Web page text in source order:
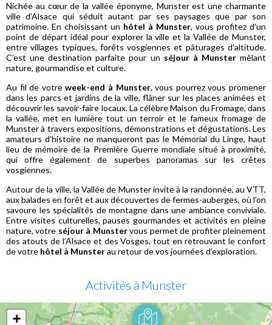
Nichée au cœur de la vallée éponyme, Munster est une charmante
ville d’Alsace qui séduit autant par ses paysages que par son
patrimoine. En choisissant un hôtel à Munster, vous profitez d’un
point de départ idéal pour explorer la ville et la Vallée de Munster,
entre villages typiques, forêts vosgiennes et pâturages d’altitude.
C’est une destination parfaite pour un séjour à Munstermêlant
nature, gourmandise et culture.
Au fil de votreweek-end à Munster, vous pourrez vous promener
dans les parcs et jardins de la ville, flâner sur les places animées et
découvrir les savoir-faire locaux. La célèbre Maison du Fromage, dans
la vallée, met en lumière tout un terroir et le fameux fromage de
Munster à travers expositions, démonstrations et dégustations. Les
amateurs d’histoire ne manqueront pas le Mémorial du Linge, haut
lieu de mémoire de la Première Guerre mondiale situé à proximité,
qui offre également de superbes panoramas sur les crêtes
vosgiennes.
Autour de la ville, la Vallée de Munster invite à la randonnée, au VTT,
aux balades en forêt et aux découvertes de fermes-auberges, où l’on
savoure les spécialités de montagne dans une ambiance conviviale.
Entre visites culturelles, pauses gourmandes et activités en pleine
nature, votre séjour à Munstervous permet de profiter pleinement
des atouts de l’Alsace et des Vosges, tout en retrouvant le confort
de votre hôtel à Munsterau retour de vos journées d’exploration.
Activités à Munster
+